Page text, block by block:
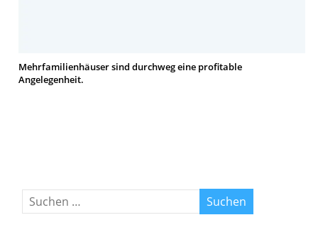
Mehrfamilienhäuser sind durchweg eine profitable
Angelegenheit.